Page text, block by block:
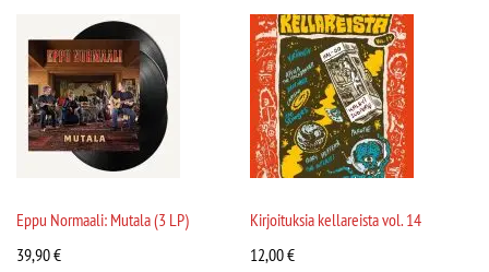
Eppu Normaali: Mutala (3 LP)
39,90€
Kirjoituksia kellareista vol. 14
12,00€